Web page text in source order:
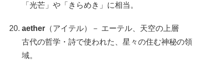
「光芒」や「きらめき」に相当。
aether （アイテル）－ エーテル、天空の上層
古代の哲学・詩で使われた、星々の住む神秘の領
域。